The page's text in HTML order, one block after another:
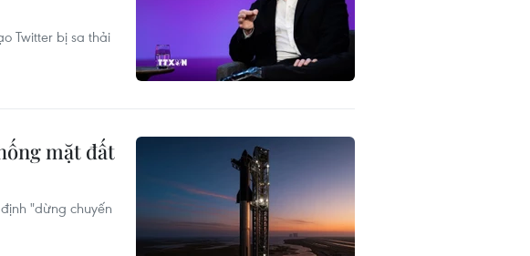
Twitter bị sa thải
mặt đất
"dừng chuyến